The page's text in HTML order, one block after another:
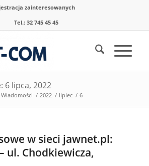
zainteresowanych
Tel.: 32 745 45 45
6 lipca, 2022
Wiadomości / 2022 / lipiec / 6
w sieci jawnet.pl:
ul. Chodkiewicza,